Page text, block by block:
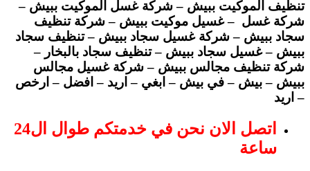
تنظيف الموكيت ببيش – شركة غسل الموكيت ببيش –
شركة غسل – غسيل موكيت ببيش – شركة تنظيف
سجاد ببيش – شركة غسيل سجاد ببيش – تنظيف سجاد
ببيش – غسيل سجاد ببيش – تنظيف سجاد بالبخار –
شركة تنظيف مجالس ببيش – شركة غسيل مجالس
ببيش – بيش – في بيش – ابغي – اريد – افضل – ارخص
– اريد
اتصل الان نحن في خدمتكم طوال ال24
ساعة